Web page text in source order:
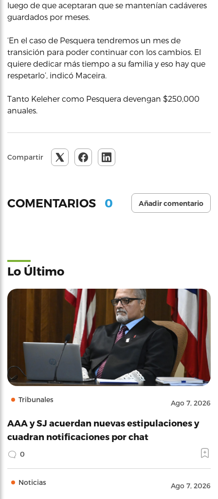
luego de que aceptaran que se mantenían cadáveres
guardados por meses.
‘En el caso de Pesquera tendremos un mes de
transición para poder continuar con los cambios. El
quiere dedicar más tiempo a su familia y eso hay que
respetarlo’, indicó Maceira.
Tanto Keleher como Pesquera devengan $250,000
anuales.
Compartir
COMENTARIOS 0 Añadir comentario
Lo Último
Tribunales Ago 7, 2026
AAA y SJ acuerdan nuevas estipulaciones y
cuadran notificaciones por chat
0
Noticias Ago 7, 2026